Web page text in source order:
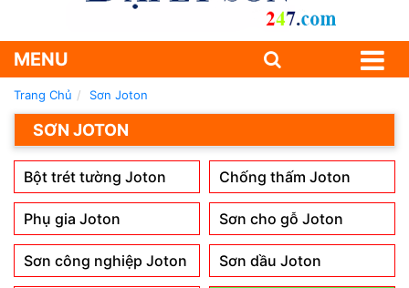
MENU
Trang Chủ Sơn Joton
SƠN JOTON
Bột trét tường Joton Chống thấm Joton
Phụ gia Joton Sơn cho gỗ Joton
Sơn công nghiệp Joton Sơn dầu Joton